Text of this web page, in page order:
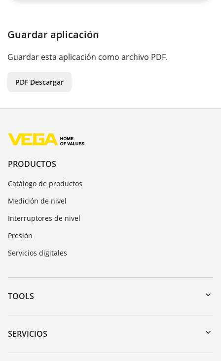
Guardar aplicación
Guardar esta aplicación como archivo PDF.
PDF Descargar
PRODUCTOS
Catálogo de productos
Medición de nivel
Interruptores de nivel
Presión
Servicios digitales
TOOLS
Zona de descarga
Búsqueda por número de serie
SERVICIOS
Devolución de instrumentos